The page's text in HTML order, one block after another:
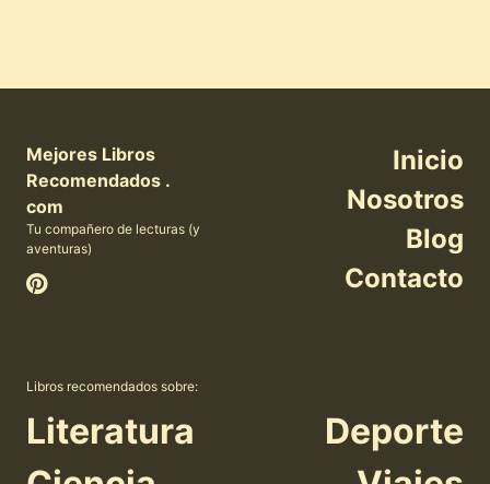
Mejores Libros
Recomendados .
com
Tu compañero de lecturas (y
aventuras)
Inicio
Nosotros
Blog
Contacto
Libros recomendados sobre:
Literatura
Deporte